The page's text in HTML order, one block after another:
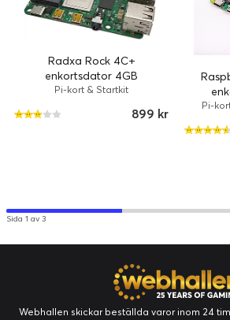
Radxa Rock 4C+
enkortsdator 4GB
Pi-kort & Startkit
899 kr
Pi-
Sida 1 av 3
Webhallen skickar beställda varor inom 24